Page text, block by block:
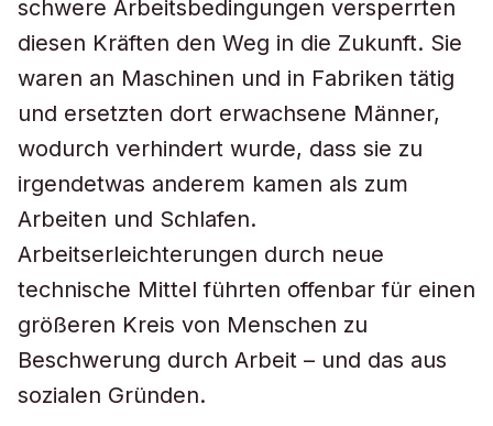
schwere Arbeitsbedingungen versperrten
diesen Kräften den Weg in die Zukunft. Sie
waren an Maschinen und in Fabriken tätig
und ersetzten dort erwachsene Männer,
wodurch verhindert wurde, dass sie zu
irgendetwas anderem kamen als zum
Arbeiten und Schlafen.
Arbeitserleichterungen durch neue
technische Mittel führten offenbar für einen
größeren Kreis von Menschen zu
Beschwerung durch Arbeit – und das aus
sozialen Gründen.